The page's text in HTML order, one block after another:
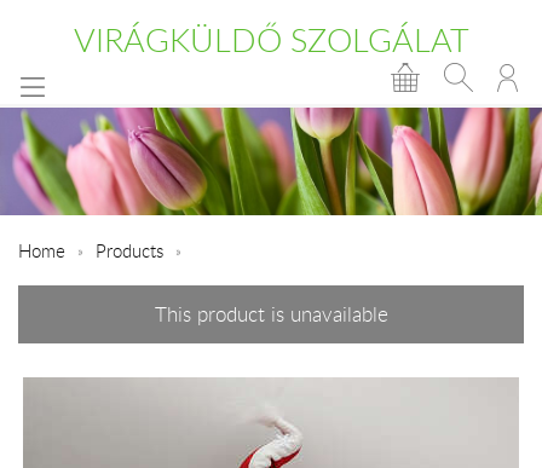
VIRÁGKÜLDŐ SZOLGÁLAT
Home Products
This product is unavailable